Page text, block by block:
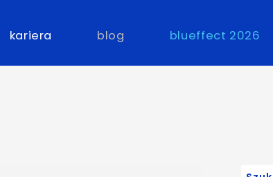
kariera blog blueffect 2026